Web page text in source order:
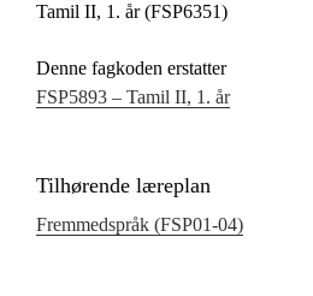
Tamil II, 1. år (FSP6351)
Denne fagkoden erstatter
FSP5893 – Tamil II, 1. år
Tilhørende læreplan
Fremmedspråk (FSP01‑04)